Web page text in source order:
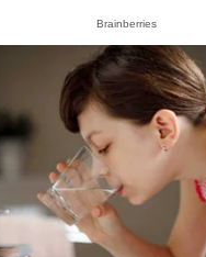
Brainberries